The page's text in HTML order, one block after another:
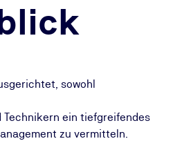
sowohl
ein tiefgreifendes
zu vermitteln.